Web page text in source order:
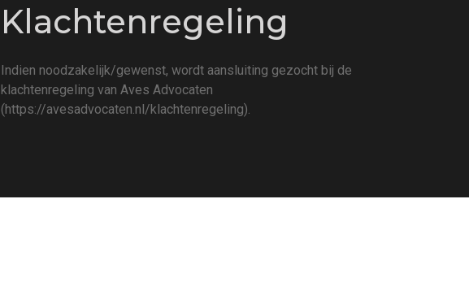
Klachtenregeling
Indien noodzakelijk/gewenst, wordt aansluiting gezocht bij de
klachtenregeling van Aves Advocaten
(https://avesadvocaten.nl/klachtenregeling).